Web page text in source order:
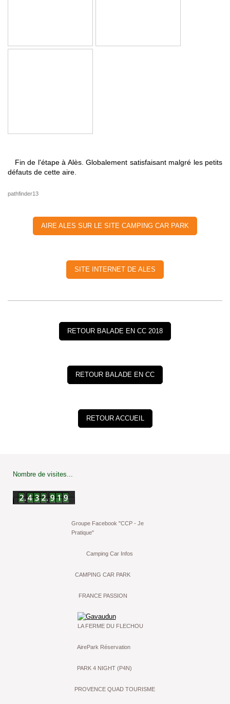
Fin de l'étape à Alès. Globalement satisfaisant malgré les petits
défauts de cette aire.
pathfinder13
AIRE ALES SUR LE SITE CAMPING CAR PARK
SITE INTERNET DE ALES
RETOUR BALADE EN CC 2018
RETOUR BALADE EN CC
RETOUR ACCUEIL
Nombre de visites...
Groupe Facebook "CCP - Je
Pratique"
Camping Car Infos
CAMPING CAR PARK
FRANCE PASSION
LA FERME DU FLECHOU
AirePark Réservation
PARK 4 NIGHT (P4N)
PROVENCE QUAD TOURISME